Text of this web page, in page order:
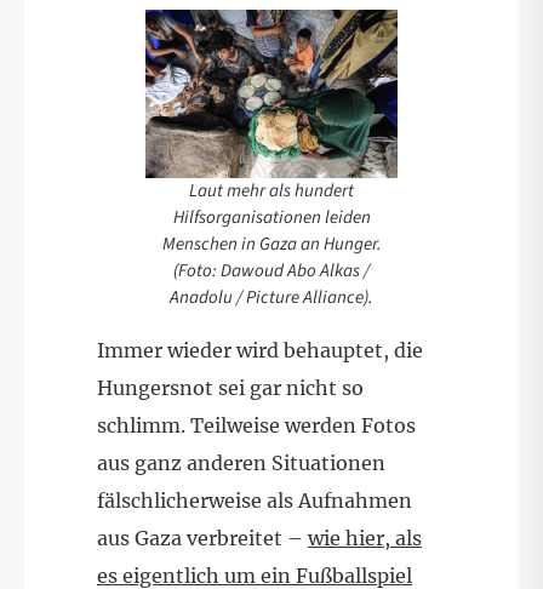
Laut mehr als hundert
Hilfsorganisationen leiden
Menschen in Gaza an Hunger.
(Foto: Dawoud Abo Alkas /
Anadolu / Picture Alliance).
Immer wieder wird behauptet, die
Hungersnot sei gar nicht so
schlimm. Teilweise werden Fotos
aus ganz anderen Situationen
fälschlicherweise als Aufnahmen
aus Gaza verbreitet – wie hier, als
es eigentlich um ein Fußballspiel